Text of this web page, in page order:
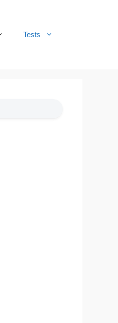
Tests